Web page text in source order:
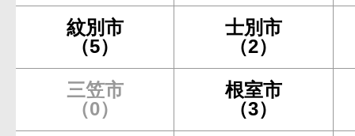
紋別市
（5）
士別市
（2）
三笠市
（0）
根室市
（3）